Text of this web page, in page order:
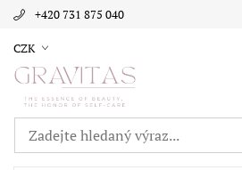
+420 731 875 040
CZK